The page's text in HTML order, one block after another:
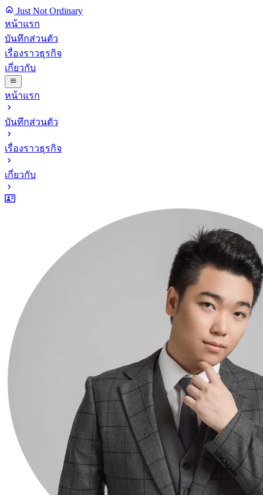
Just Not Ordinary
หน้าแรก
บันทึกส่วนตัว
เรื่องราวธุรกิจ
เกี่ยวกับ
หน้าแรก
บันทึกส่วนตัว
เรื่องราวธุรกิจ
เกี่ยวกับ